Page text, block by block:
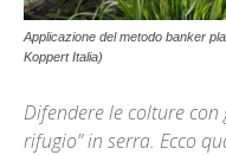
Applicazione del metodo banker
Koppert Italia)
Difendere le colture
rifugio” in serra. Ecco